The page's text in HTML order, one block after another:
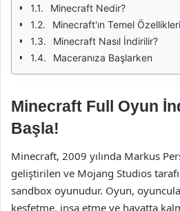
Minecraft Nedir?
Minecraft'ın Temel Özellikleri
Minecraft Nasıl İndirilir?
Maceranıza Başlarken
Minecraft Full Oyun
Başla!
Minecraft, 2009 yılında Markus
geliştirilen ve Mojang Studios
sandbox oyunudur. Oyun,
keşfetme, inşa etme ve hayatta